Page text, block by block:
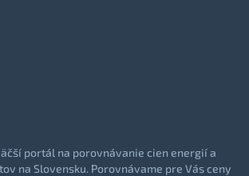
portál na porovnávanie cien energií a
na Slovensku. Porovnávame pre Vás ceny